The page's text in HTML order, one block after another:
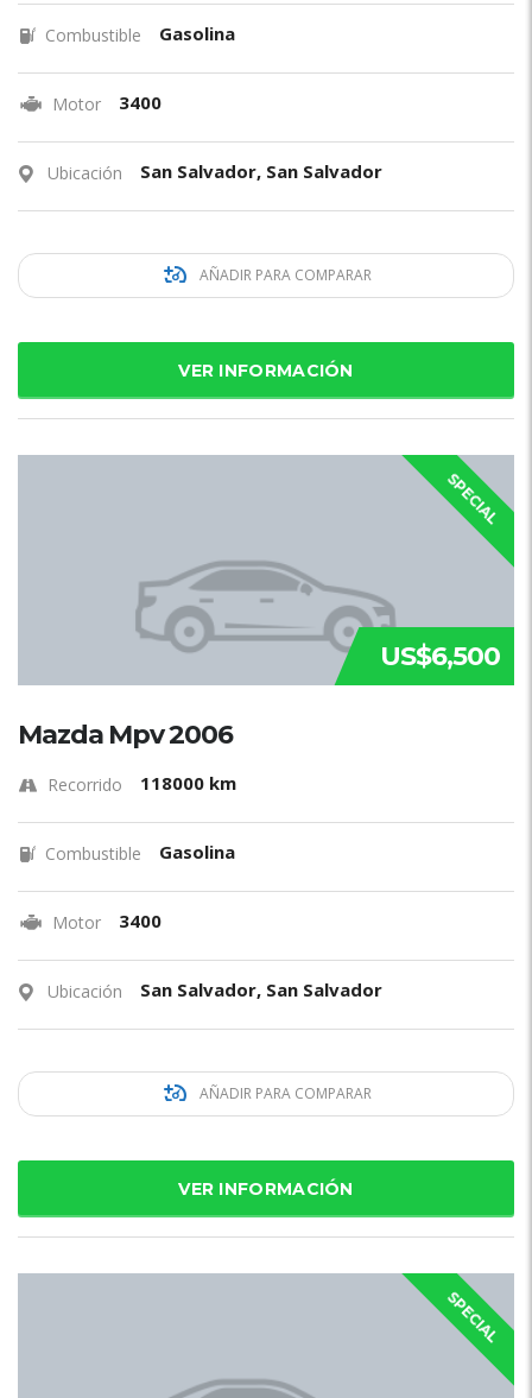
Combustible Gasolina
Motor 3400
Ubicación San Salvador, San Salvador
AÑADIR PARA COMPARAR
VER INFORMACIÓN
SPECIAL
US$6,500
Mazda Mpv 2006
Recorrido 118000 km
Combustible Gasolina
Motor 3400
Ubicación San Salvador, San Salvador
AÑADIR PARA COMPARAR
VER INFORMACIÓN
SPECIAL